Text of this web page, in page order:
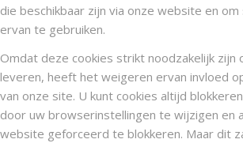
die beschikbaar zijn via onze website en
ervan te gebruiken.
Omdat deze cookies strikt noodzakelijk zijn
leveren, heeft het weigeren ervan invloed
van onze site. U kunt cookies altijd
door uw browserinstellingen te wijzigen en
website geforceerd te blokkeren. Maar dit